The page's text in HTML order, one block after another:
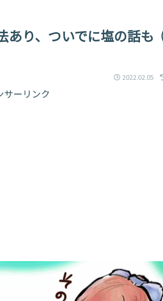
り、ついでに塩の話も
2022.02.05
サーリンク